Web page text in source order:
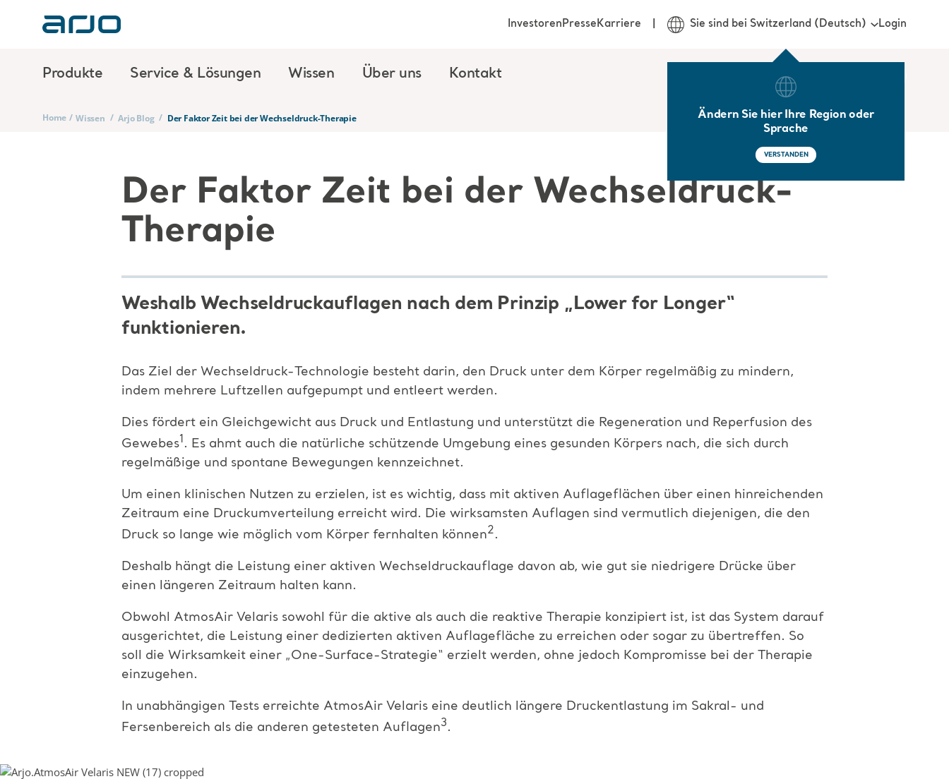
Produkte Service & Lösungen Wissen Über uns Kontakt
InvestorenPresseKarriere Sie sind bei Switzerland (Deutsch)
Ändern Sie hier Ihre Region oder
Sprache
VERSTANDEN
Login
Home / Wissen / Arjo Blog / Der Faktor Zeit bei der Wechseldruck-Therapie
Der Faktor Zeit bei der Wechseldruck-
Therapie
Weshalb Wechseldruckauflagen nach dem Prinzip „Lower for Longer“
funktionieren.
Das Ziel der Wechseldruck-Technologie besteht darin, den Druck unter dem Körper regelmäßig zu mindern,
indem mehrere Luftzellen aufgepumpt und entleert werden.
Dies fördert ein Gleichgewicht aus Druck und Entlastung und unterstützt die Regeneration und Reperfusion des
Gewebes1 . Es ahmt auch die natürliche schützende Umgebung eines gesunden Körpers nach, die sich durch
regelmäßige und spontane Bewegungen kennzeichnet.
Um einen klinischen Nutzen zu erzielen, ist es wichtig, dass mit aktiven Auflageflächen über einen hinreichenden
Zeitraum eine Druckumverteilung erreicht wird. Die wirksamsten Auflagen sind vermutlich diejenigen, die den
Druck so lange wie möglich vom Körper fernhalten können2 .
Deshalb hängt die Leistung einer aktiven Wechseldruckauflage davon ab, wie gut sie niedrigere Drücke über
einen längeren Zeitraum halten kann.
Obwohl AtmosAir Velaris sowohl für die aktive als auch die reaktive Therapie konzipiert ist, ist das System darauf
ausgerichtet, die Leistung einer dedizierten aktiven Auflagefläche zu erreichen oder sogar zu übertreffen. So
soll die Wirksamkeit einer „One-Surface-Strategie“ erzielt werden, ohne jedoch Kompromisse bei der Therapie
einzugehen.
In unabhängigen Tests erreichte AtmosAir Velaris eine deutlich längere Druckentlastung im Sakral- und
Fersenbereich als die anderen getesteten Auflagen3 .